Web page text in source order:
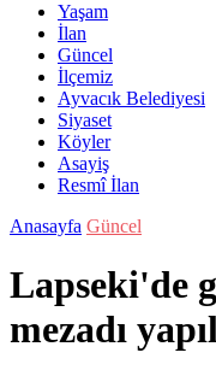
Yaşam
İlan
Güncel
İlçemiz
Ayvacık Belediyesi
Siyaset
Köyler
Asayiş
Resmî İlan
Anasayfa Güncel
Lapseki'de
mezadı